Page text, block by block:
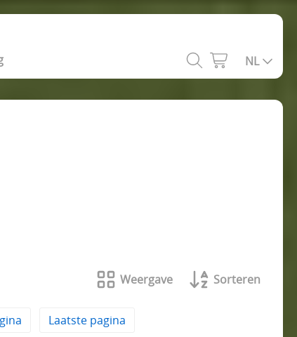
NL
Weergave Sorteren
Laatste pagina